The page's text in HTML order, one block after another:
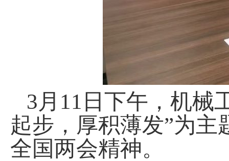
3 月 11 日下午，机械
起步，厚积薄发”为主
全国两会精神。